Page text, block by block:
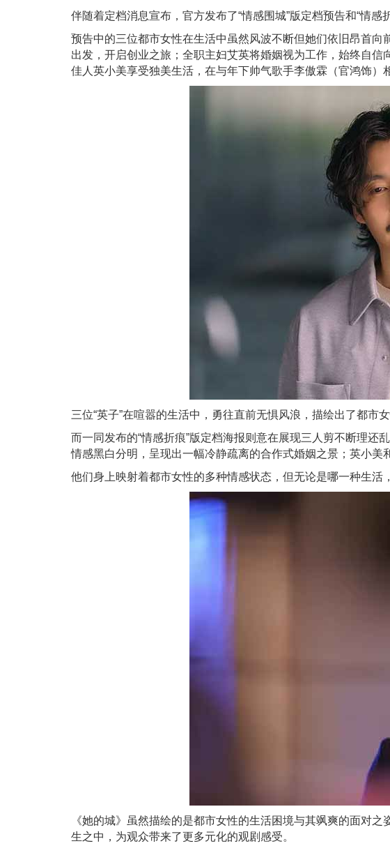
伴随着定档消息宣布，官方发布了“情感围城”版定档预告和“情感
预告中的三位都市女性在生活中虽然风波不断但她们依旧昂首
出发，开启创业之旅；全职主妇艾英将婚姻视为工作，始终自
佳人英小美享受独美生活，在与年下帅气歌手李傲霖（官鸿饰）
三位“英子”在喧嚣的生活中，勇往直前无惧风浪，描绘出了都市女
而一同发布的“情感折痕”版定档海报则意在展现三人剪不断理
情感黑白分明，呈现出一幅冷静疏离的合作式婚姻之景；英小美
他们身上映射着都市女性的多种情感状态，但无论是哪一种生活
《她的城》虽然描绘的是都市女性的生活困境与其飒爽的面对
生之中，为观众带来了更多元化的观剧感受。